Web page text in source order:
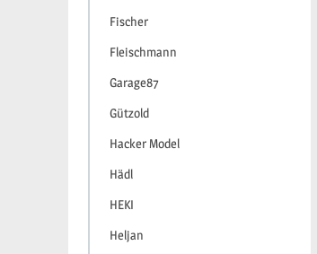
Fischer
Fleischmann
Garage87
Gützold
Hacker Model
Hädl
HEKI
Heljan